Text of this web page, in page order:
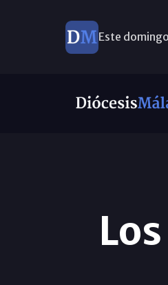
Este